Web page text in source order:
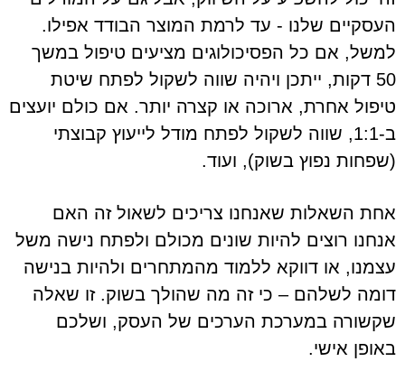
העסקיים שלנו - עד לרמת המוצר הבודד אפילו.
למשל, אם כל הפסיכולוגים מציעים טיפול במשך
50 דקות, ייתכן ויהיה שווה לשקול לפתח שיטת
טיפול אחרת, ארוכה או קצרה יותר. אם כולם יועצים
ב-1:1, שווה לשקול לפתח מודל לייעוץ קבוצתי
(שפחות נפוץ בשוק), ועוד.
אחת השאלות שאנחנו צריכים לשאול זה האם
אנחנו רוצים להיות שונים מכולם ולפתח נישה משל
עצמנו, או דווקא ללמוד מהמתחרים ולהיות בנישה
דומה לשלהם – כי זה מה שהולך בשוק. זו שאלה
שקשורה במערכת הערכים של העסק, ושלכם
באופן אישי.